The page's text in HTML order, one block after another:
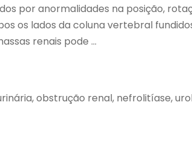
por anormalidades na posição,
os lados da coluna vertebral
renais pode ...
obstrução renal, nefrolitíase,